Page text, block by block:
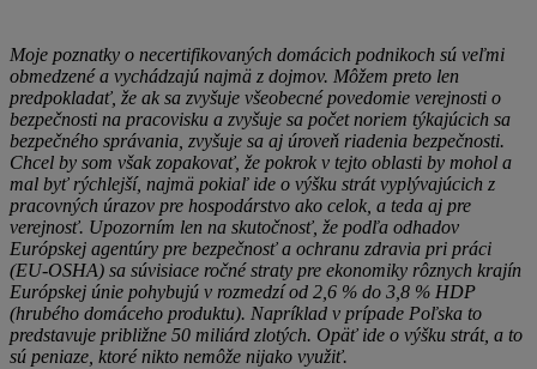
Moje poznatky o necertifikovaných domácich podnikoch sú veľmi
obmedzené a vychádzajú najmä z dojmov. Môžem preto len
predpokladať, že ak sa zvyšuje všeobecné povedomie verejnosti o
bezpečnosti na pracovisku a zvyšuje sa počet noriem týkajúcich sa
bezpečného správania, zvyšuje sa aj úroveň riadenia bezpečnosti.
Chcel by som však zopakovať, že pokrok v tejto oblasti by mohol a
mal byť rýchlejší, najmä pokiaľ ide o výšku strát vyplývajúcich z
pracovných úrazov pre hospodárstvo ako celok, a teda aj pre
verejnosť. Upozorním len na skutočnosť, že podľa odhadov
Európskej agentúry pre bezpečnosť a ochranu zdravia pri práci
(EU-OSHA) sa súvisiace ročné straty pre ekonomiky rôznych krajín
Európskej únie pohybujú v rozmedzí od 2,6 % do 3,8 % HDP
(hrubého domáceho produktu). Napríklad v prípade Poľska to
predstavuje približne 50 miliárd zlotých. Opäť ide o výšku strát, a to
sú peniaze, ktoré nikto nemôže nijako využiť.